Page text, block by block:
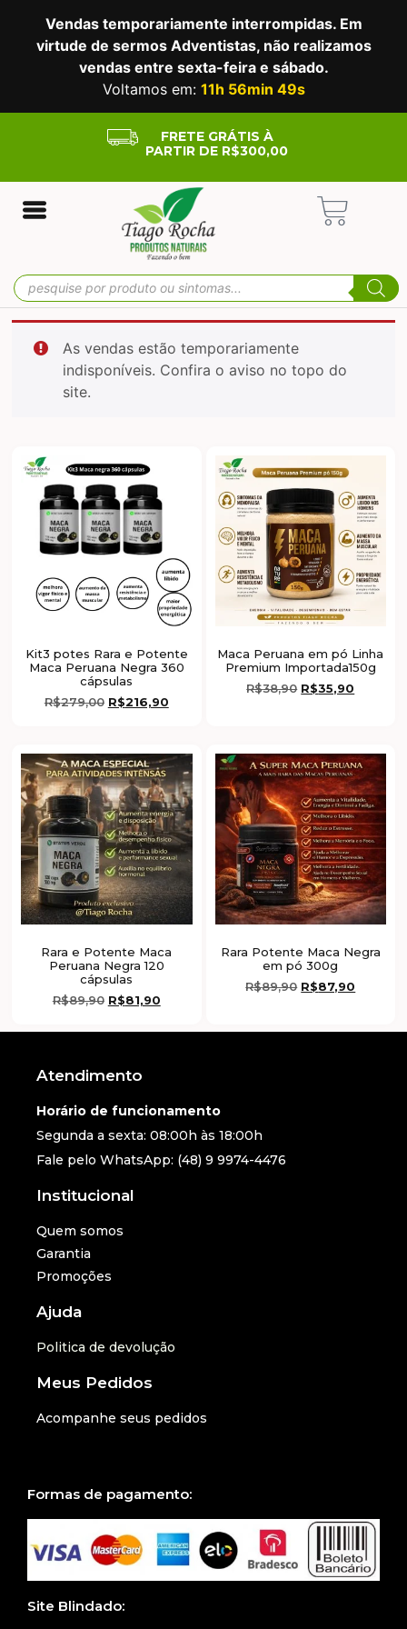
Vendas temporariamente interrompidas. Em
virtude de sermos Adventistas, não realizamos
vendas entre sexta-feira e sábado.
Voltamos em: 11h 56min 48s
FRETE GRÁTIS À
PARTIR DE R$300,00
As vendas estão temporariamente
indisponíveis. Confira o aviso no topo do
site.
Kit3 potes Rara e Potente
Maca Peruana Negra 360
cápsulas
R$279,00 R$216,90
Maca Peruana em pó Linha
Premium Importada150g
R$38,90 R$35,90
Rara e Potente Maca
Peruana Negra 120
cápsulas
R$89,90 R$81,90
Rara Potente Maca Negra
em pó 300g
R$89,90 R$87,90
Atendimento
Horário de funcionamento
Segunda a sexta: 08:00h às 18:00h
Fale pelo WhatsApp: (48) 9 9974-4476
Institucional
Quem somos
Garantia
Promoções
Ajuda
Politica de devolução
Meus Pedidos
Acompanhe seus pedidos
Formas de pagamento:
Site Blindado: